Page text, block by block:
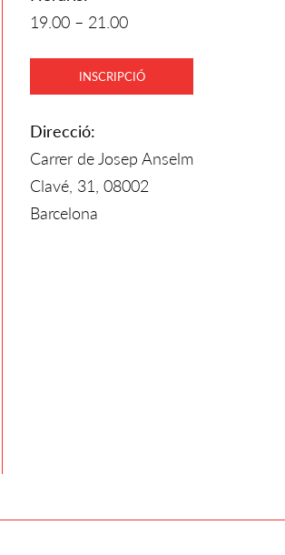
19.00 – 21.00
INSCRIPCIÓ
Direcció:
Carrer de Josep Anselm
Clavé, 31, 08002
Barcelona